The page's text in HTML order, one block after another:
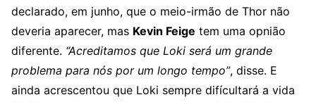
declarado, em junho, que o meio-irmão de Thor não
deveria aparecer, mas Kevin Feige tem uma opnião
diferente. “Acreditamos que Loki será um grande
problema para nós por um longo tempo”, disse. E
ainda acrescentou que Loki sempre difícultará a vida